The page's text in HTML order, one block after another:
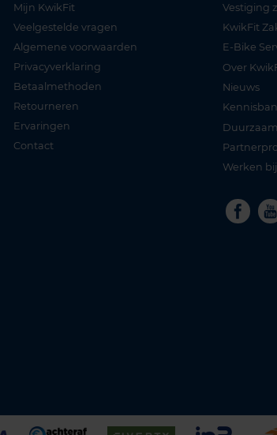
Mijn KwikFit
Veelgestelde vragen
Algemene voorwaarden
Privacyverklaring
Betaalmethoden
Retourneren
Ervaringen
Contact
Vestiging
KwikFit
E-Bike
Over
Nieuws
Werken